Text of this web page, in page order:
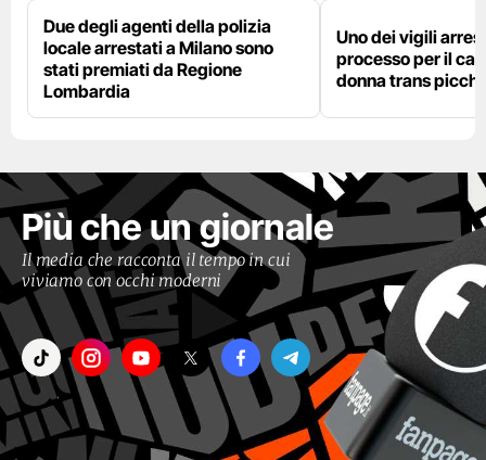
Due degli agenti della polizia
locale arrestati a Milano sono
stati premiati da Regione
Lombardia
Uno dei vigili
processo per il
donna trans
Più che un giornale
Il media che racconta il tempo in cui
viviamo con occhi moderni